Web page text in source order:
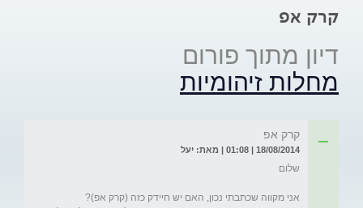
קרק אפ
דיון מתוך פורום
מחלות זיהומיות
קרק אפ
18/08/2014 | 01:08 | מאת: יעל